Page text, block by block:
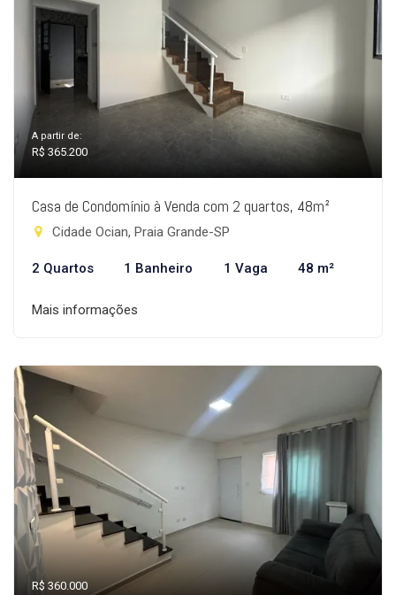
A partir de:
R$ 365.200
Casa de Condomínio à Venda com 2 quartos, 48m²
Cidade Ocian, Praia Grande-SP
2 Quartos 1 Banheiro 1 Vaga 48 m²
Mais informações
R$ 360.000